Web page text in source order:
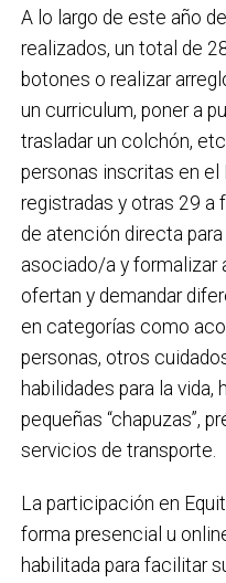
A lo largo de este año
realizados, un total de
botones o realizar
un curriculum, poner a
trasladar un colchón,
personas inscritas en el
registradas y otras 29 a
de atención directa
asociado/a y formalizar
ofertan y demandar
en categorías como
personas, otros
habilidades para la
pequeñas “chapuzas”,
servicios de transporte.
La participación en
forma presencial u
habilitada para facilitar